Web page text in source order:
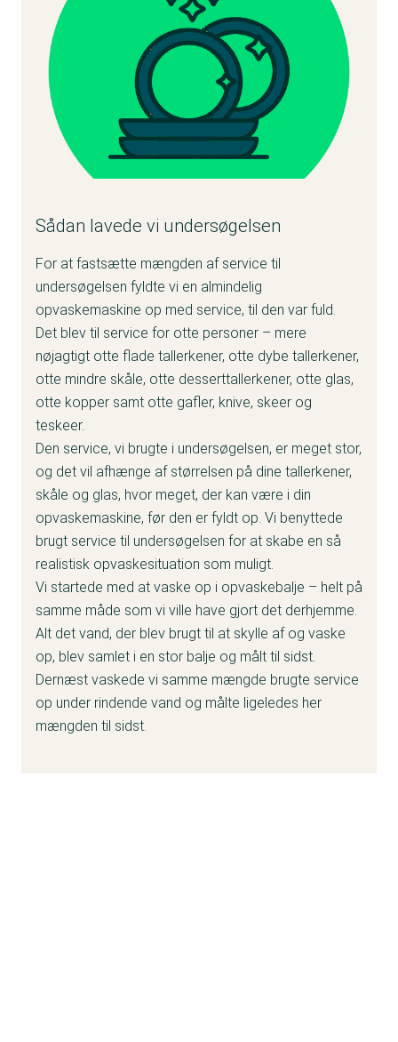
Sådan lavede vi undersøgelsen
For at fastsætte mængden af service til
undersøgelsen fyldte vi en almindelig
opvaskemaskine op med service, til den var fuld.
Det blev til service for otte personer – mere
nøjagtigt otte flade tallerkener, otte dybe tallerkener,
otte mindre skåle, otte desserttallerkener, otte glas,
otte kopper samt otte gafler, knive, skeer og
teskeer.
Den service, vi brugte i undersøgelsen, er meget stor,
og det vil afhænge af størrelsen på dine tallerkener,
skåle og glas, hvor meget, der kan være i din
opvaskemaskine, før den er fyldt op. Vi benyttede
brugt service til undersøgelsen for at skabe en så
realistisk opvaskesituation som muligt.
Vi startede med at vaske op i opvaskebalje – helt på
samme måde som vi ville have gjort det derhjemme.
Alt det vand, der blev brugt til at skylle af og vaske
op, blev samlet i en stor balje og målt til sidst.
Dernæst vaskede vi samme mængde brugte service
op under rindende vand og målte ligeledes her
mængden til sidst.